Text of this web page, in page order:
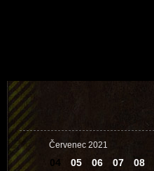
Červenec 2021
04 05 06 07 08